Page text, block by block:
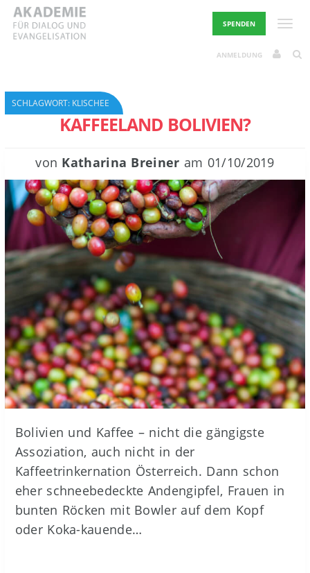
Skip
content
SPENDEN
ANMELDUNG
SCHLAGWORT: KLISCHEE
KAFFEELAND BOLIVIEN?
von Katharina Breiner am 01/10/2019
Bolivien und Kaffee – nicht die gängigste
Assoziation, auch nicht in der
Kaffeetrinkernation Österreich. Dann schon
eher schneebedeckte Andengipfel, Frauen in
bunten Röcken mit Bowler auf dem Kopf
oder Koka-kauende…